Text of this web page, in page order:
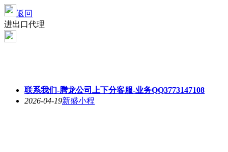
返回
进出口代理
联系我们-腾龙公司上下分客服-业务QQ3773147108
2026-04-19新盛小程